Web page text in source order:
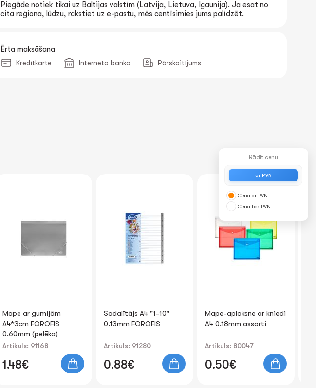
Piegāde notiek tikai uz Baltijas valstīm (Latvija, Lietuva, Igaunija). Ja esat no
cita reģiona, lūdzu, rakstiet uz e-pastu, mēs centīsimies jums palīdzēt.
Ērta maksāšana
Kredītkarte Interneta banka Pārskaitījums
Mape ar gumijām
A4*3cm FOROFIS
0.60mm (pelēka)
Artikuls: 91168
1.48€
Sadalītājs A4 "1-10"
0.13mm FOROFIS
Artikuls: 91280
0.88€
Mape-aploksne ar kniedi
A4 0.18mm assorti
Artikuls: 80047
0.50€
Rādīt cenu
ar PVN
Cena ar PVN
Cena bez PVN